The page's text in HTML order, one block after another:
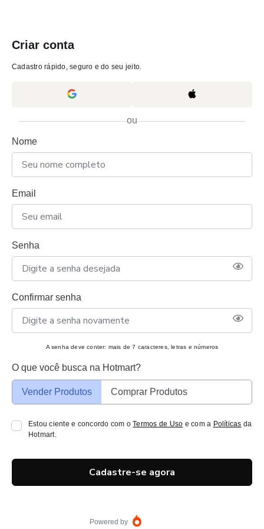
Criar conta
Cadastro rápido, seguro e do seu jeito.
ou
Nome
Email
Senha
Confirmar senha
A senha deve conter: mais de 7 caracteres, letras e números
O que você busca na Hotmart?
Vender Produtos Comprar Produtos
Estou ciente e concordo com oTermos de Uso e com a Políticas da
Hotmart.
Cadastre-se agora
Powered by